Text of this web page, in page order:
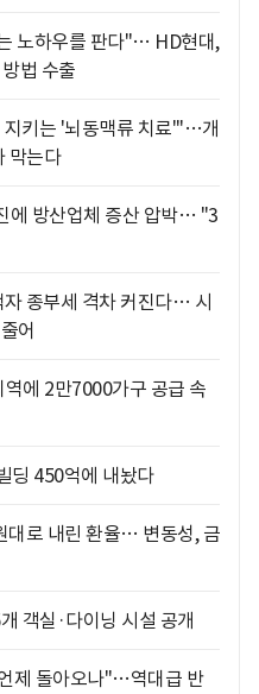
노하우를 판다"… HD현대,
법 수출
키는 '뇌동맥류 치료'"…개
막는다
에 방산업체 증산 압박… "3
종부세 격차 커진다… 시
어
에 2만7000가구 공급 속
딩 450억에 내놨다
대로 내린 환율… 변동성, 금
객실·다이닝 시설 공개
제 돌아오나"…역대급 반